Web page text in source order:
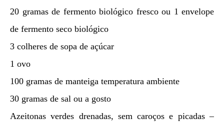
20 gramas de fermento biológico fresco ou 1 envelope
de fermento seco biológico
3 colheres de sopa de açúcar
1 ovo
100 gramas de manteiga temperatura ambiente
30 gramas de sal ou a gosto
Azeitonas verdes drenadas, sem caroços e picadas –